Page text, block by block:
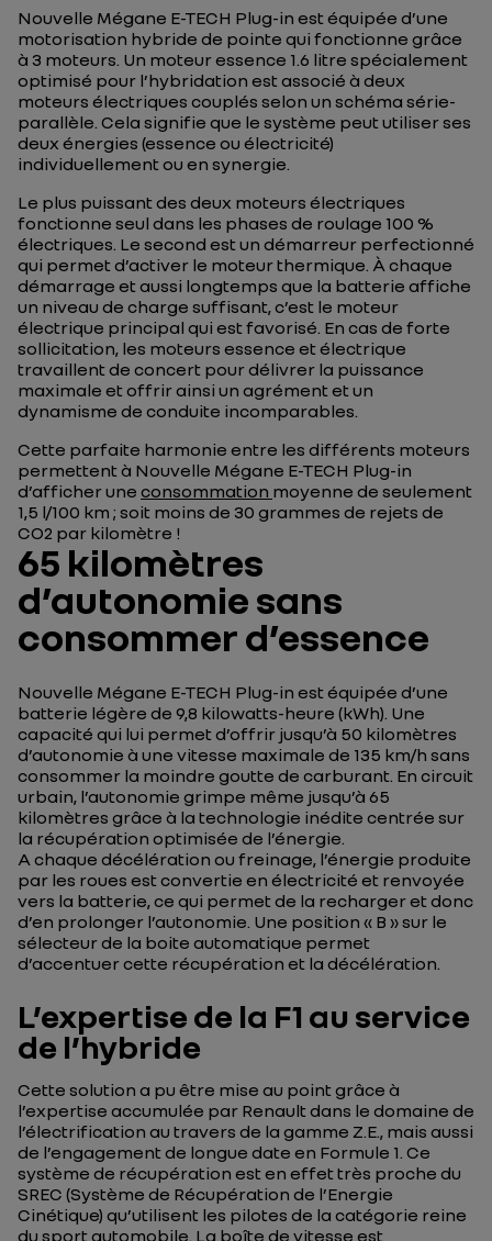
Nouvelle Mégane E-TECH Plug-in est équipée d’une
motorisation hybride de pointe qui fonctionne grâce
à 3 moteurs. Un moteur essence 1.6 litre spécialement
optimisé pour l’hybridation est associé à deux
moteurs électriques couplés selon un schéma série-
parallèle. Cela signifie que le système peut utiliser ses
deux énergies (essence ou électricité)
individuellement ou en synergie.
Le plus puissant des deux moteurs électriques
fonctionne seul dans les phases de roulage 100 %
électriques. Le second est un démarreur perfectionné
qui permet d’activer le moteur thermique. À chaque
démarrage et aussi longtemps que la batterie affiche
un niveau de charge suffisant, c’est le moteur
électrique principal qui est favorisé. En cas de forte
sollicitation, les moteurs essence et électrique
travaillent de concert pour délivrer la puissance
maximale et offrir ainsi un agrément et un
dynamisme de conduite incomparables.
Cette parfaite harmonie entre les différents moteurs
permettent à Nouvelle Mégane E-TECH Plug-in
d’afficher une consommation moyenne de seulement
1,5 l/100 km ; soit moins de 30 grammes de rejets de
CO2 par kilomètre !
65 kilomètres
d’autonomie sans
consommer d’essence
Nouvelle Mégane E-TECH Plug-in est équipée d’une
batterie légère de 9,8 kilowatts-heure (kWh). Une
capacité qui lui permet d’offrir jusqu’à 50 kilomètres
d’autonomie à une vitesse maximale de 135 km/h sans
consommer la moindre goutte de carburant. En circuit
urbain, l’autonomie grimpe même jusqu’à 65
kilomètres grâce à la technologie inédite centrée sur
la récupération optimisée de l’énergie.
A chaque décélération ou freinage, l’énergie produite
par les roues est convertie en électricité et renvoyée
vers la batterie, ce qui permet de la recharger et donc
d’en prolonger l’autonomie. Une position « B » sur le
sélecteur de la boite automatique permet
d’accentuer cette récupération et la décélération.
L’expertise de la F1 au service
de l’hybride
Cette solution a pu être mise au point grâce à
l’expertise accumulée par Renault dans le domaine de
l’électrification au travers de la gamme Z.E., mais aussi
de l’engagement de longue date en Formule 1. Ce
système de récupération est en effet très proche du
SREC (Système de Récupération de l’Energie
Cinétique) qu’utilisent les pilotes de la catégorie reine
du sport automobile. La boîte de vitesse est